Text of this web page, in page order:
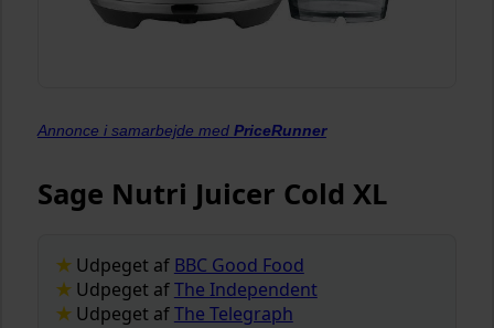
Annonce i samarbejde med PriceRunner
Sage Nutri Juicer Cold XL
Udpeget af BBC Good Food
Udpeget afThe Independent
Udpeget afThe Telegraph